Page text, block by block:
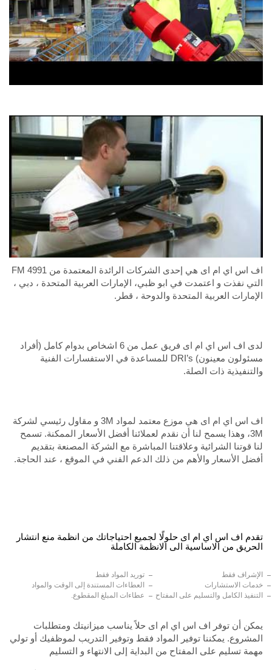
اف اس اي ام اى هي إحدى الشركات الرائدة المعتمدة من FM 4991
التي نفذت و اعتمدت في ابو ظبي، الإمارات العربية المتحدة ، دبي ،
الإمارات العربية المتحدة والدوحة ، قطر.
لدى اف اس اي ام اى فريق عمل من 6 اشخاص بدوام كامل (أفراد
مسئولون معينون) DRI’s للمساعدة في الاستفسارات الفنية
والتنفيذية ذات الصلة.
اف اس اي ام اى هي موزع معتمد لمواد 3M و مقاول رئيسي لشركة
3M، وهذا يسمح لنا أن نقدم لعملائنا أفضل الأسعار الممكنة. تسمح
لنا قوتنا الشرائية وعلاقتنا المباشرة مع الشركة المصنعة بتقديم
أفضل الأسعار والأهم من ذلك الدعم الفني في الموقع ، عند الحاجة.
تقدم اف اس اي ام اى حلولًا لجميع احتياجاتك من انظمة منع انتشار
الحريق من الاساسية الى الانظمة الكاملة
الإشراف فقط
توريد المواد فقط
خدمات الاستشارات
العطاءات المستندة إلى الوقت والمواد
التنفيذ الكامل والتسليم على المفتاح
عطاءات المبلغ المقطوع.
يمكن أن توفر اف اس اي ام اى حلاً يناسب ميزانيتك ومتطلبات
المشروع. يمكننا توفير المواد فقط وتوفير التدريب لموظفيك أو تولي
مهمة تسليم على المفتاح من البداية إلى الانتهاء و التسليم